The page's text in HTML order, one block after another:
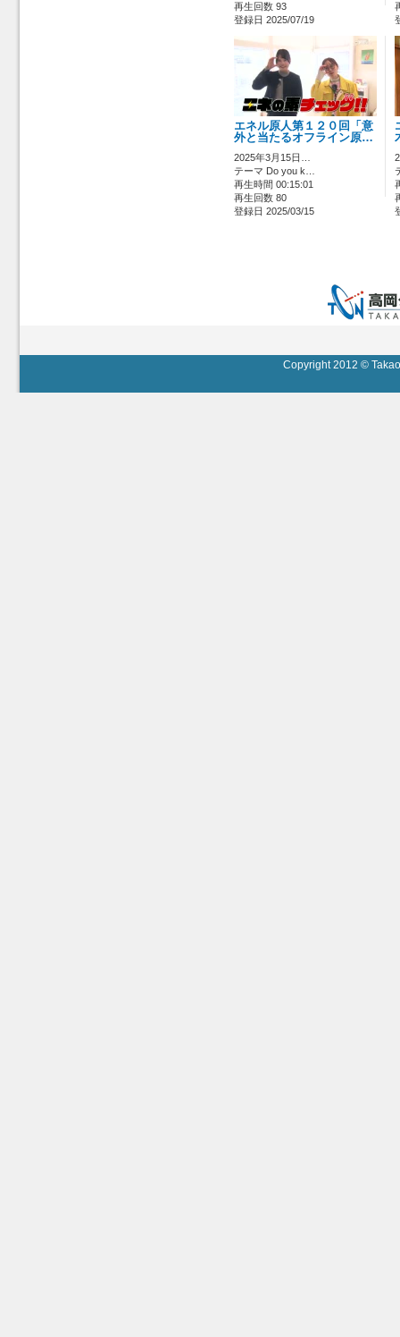
再生回数 93
登録日 2025/07/19
エネル原人第１２０回「意
外と当たるオフライン原…
2025年3月15日…
テーマ Do you k…
再生時間 00:15:01
再生回数 80
登録日 2025/03/15
Copyright 2012 ©